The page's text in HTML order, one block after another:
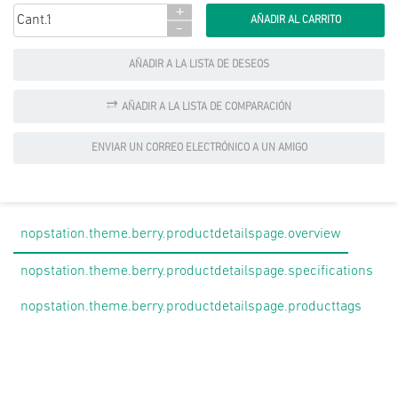
Cant.:
+
-
AÑADIR A LA LISTA DE DESEOS
AÑADIR A LA LISTA DE COMPARACIÓN
ENVIAR UN CORREO ELECTRÓNICO A UN AMIGO
nopstation.theme.berry.productdetailspage.overview
nopstation.theme.berry.productdetailspage.specifications
nopstation.theme.berry.productdetailspage.producttags